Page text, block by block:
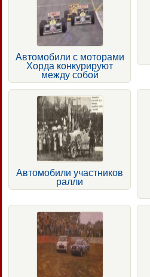
Автомобили с моторами
Хорда конкурируют
между собой
Автомобили участников
ралли